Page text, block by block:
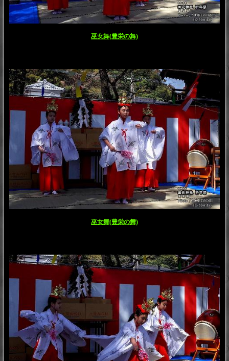
巫女舞(豊栄の舞)
巫女舞(豊栄の舞)